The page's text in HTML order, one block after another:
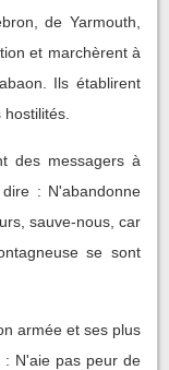
de Yarmouth,
et marchèrent à
Ils établirent
des messagers à
: N'abandonne
sauve-nous, car
se sont
armée et ses plus
: N'aie pas peur de